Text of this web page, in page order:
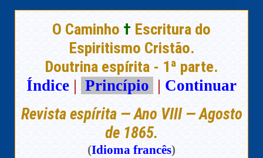
O Caminho † Escritura do
Espiritismo Cristão.
Doutrina espírita - 1ª parte.
Índice | Princípio | Continuar
Revista espírita — Ano VIII — Agosto
de 1865.
(Idioma francês)